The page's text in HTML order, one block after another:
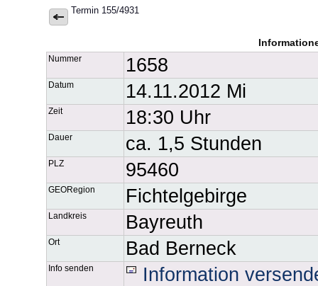
Termin 155/4931
Nummer 1658
Datum 14.11.2012 Mi
Zeit 18:30 Uhr
Dauer ca. 1,5 Stunden
PLZ 95460
GEORegion Fichtelgebirge
Landkreis Bayreuth
Ort Bad Berneck
Info senden Information